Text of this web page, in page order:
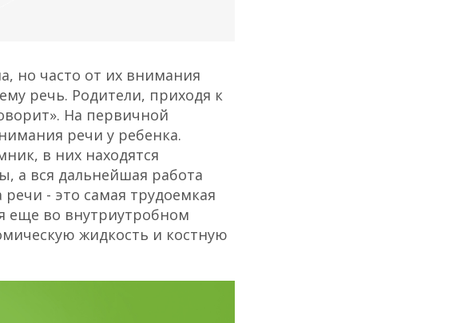
но часто от их внимания
речь. Родители, приходя к
На первичной
речи у ребенка.
в них находятся
а вся дальнейшая работа
- это самая трудоемкая
еще во внутриутробном
жидкость и костную